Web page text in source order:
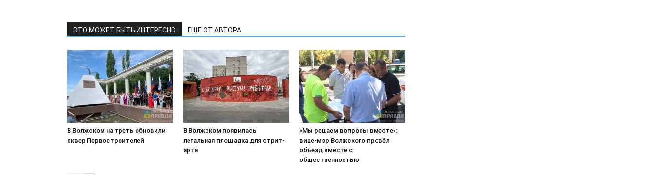
ЭТО МОЖЕТ БЫТЬ ИНТЕРЕСНО ЕЩЕ ОТ АВТОРА
В Волжском на треть обновили
сквер Первостроителей
В Волжском появилась
легальная площадка для стрит-
арта
«Мы решаем вопросы вместе»:
вице-мэр Волжского провёл
объезд вместе с
общественностью